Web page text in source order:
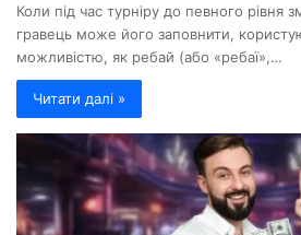
Коли під час турніру до певного рівня
гравець може його заповнити,
можливістю, як ребай (або «ребаї»,…
Читати далі »